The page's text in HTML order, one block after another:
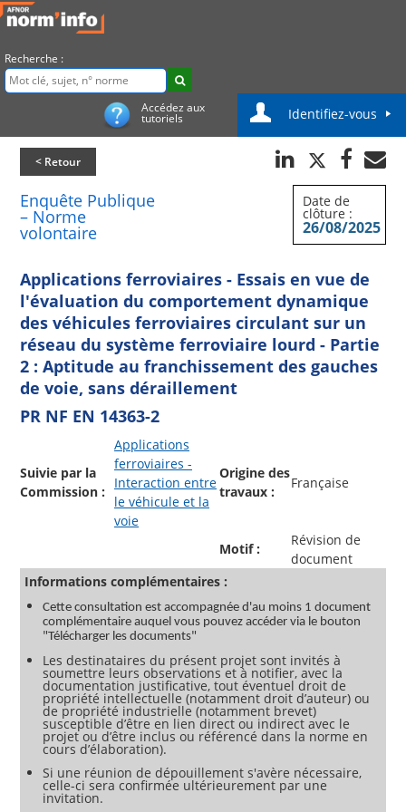
Recherche :
Accédez aux
tutoriels Identifiez-vous
< Retour
Enquête Publique
– Norme
volontaire
Date de
clôture :
26/08/2025
Applications ferroviaires - Essais en vue de
l'évaluation du comportement dynamique
des véhicules ferroviaires circulant sur un
réseau du système ferroviaire lourd - Partie
2 : Aptitude au franchissement des gauches
de voie, sans déraillement
PR NF EN 14363-2
Suivie par la
Commission :
Applications
ferroviaires -
Interaction entre
le véhicule et la
voie
Origine des
travaux :
Française
Motif :
Révision de
document
Informations complémentaires :
Cette consultation est accompagnée d'au moins 1 document
complémentaire auquel vous pouvez accéder via le bouton
"Télécharger les documents"
Les destinataires du présent projet sont invités à
soumettre leurs observations et à notifier, avec la
documentation justificative, tout éventuel droit de
propriété intellectuelle (notamment droit d’auteur) ou
de propriété industrielle (notamment brevet)
susceptible d’être en lien direct ou indirect avec le
projet ou d’être inclus ou référencé dans la norme en
cours d’élaboration).
Si une réunion de dépouillement s'avère nécessaire,
celle-ci sera confirmée ultérieurement par une
invitation.